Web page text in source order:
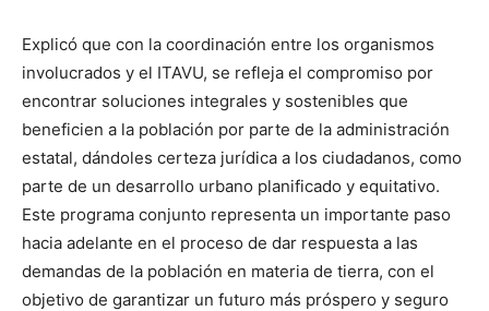
Explicó que con la coordinación entre los organismos
involucrados y el ITAVU, se refleja el compromiso por
encontrar soluciones integrales y sostenibles que
beneficien a la población por parte de la administración
estatal, dándoles certeza jurídica a los ciudadanos, como
parte de un desarrollo urbano planificado y equitativo.
Este programa conjunto representa un importante paso
hacia adelante en el proceso de dar respuesta a las
demandas de la población en materia de tierra, con el
objetivo de garantizar un futuro más próspero y seguro